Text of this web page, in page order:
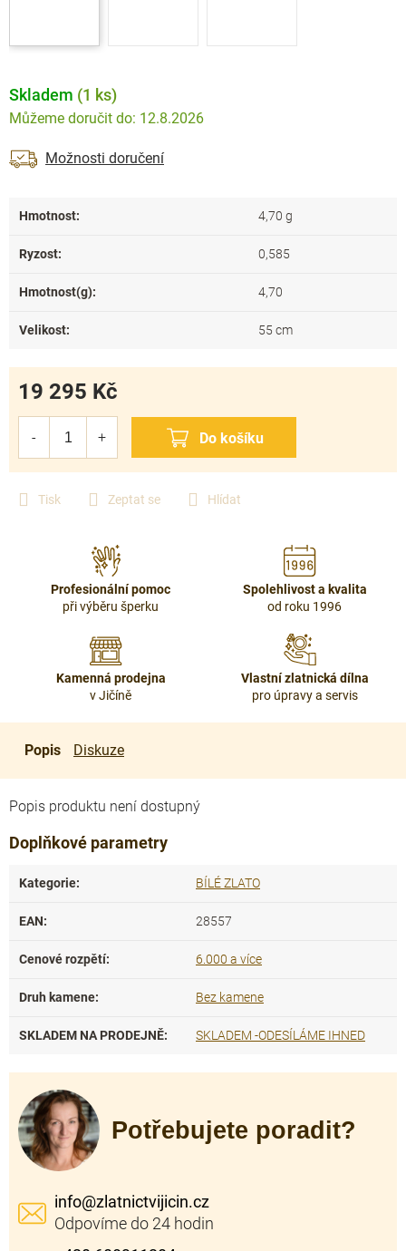
Tisk Zeptat se Hlídat
Skladem (1 ks)
12.8.2026
Možnosti doručení
19 295 Kč
Hmotnost: 4,70 g
Ryzost: 0,585
Hmotnost(g): 4,70
Velikost: 55 cm
Profesionální pomoc
při výběru šperku
Spolehlivost a kvalita
od roku 1996
Kamenná prodejna
v Jičíně
Vlastní zlatnická dílna
pro úpravy a servis
Popis Diskuze
Popis produktu není dostupný
Doplňkové parametry
Kategorie: BÍLÉ ZLATO
EAN: 28557
Cenové rozpětí: 6.000 a více
Druh kamene: Bez kamene
SKLADEM NA PRODEJNĚ: SKLADEM -ODESÍLÁME IHNED
Potřebujete poradit?
info@zlatnictvijicin.cz